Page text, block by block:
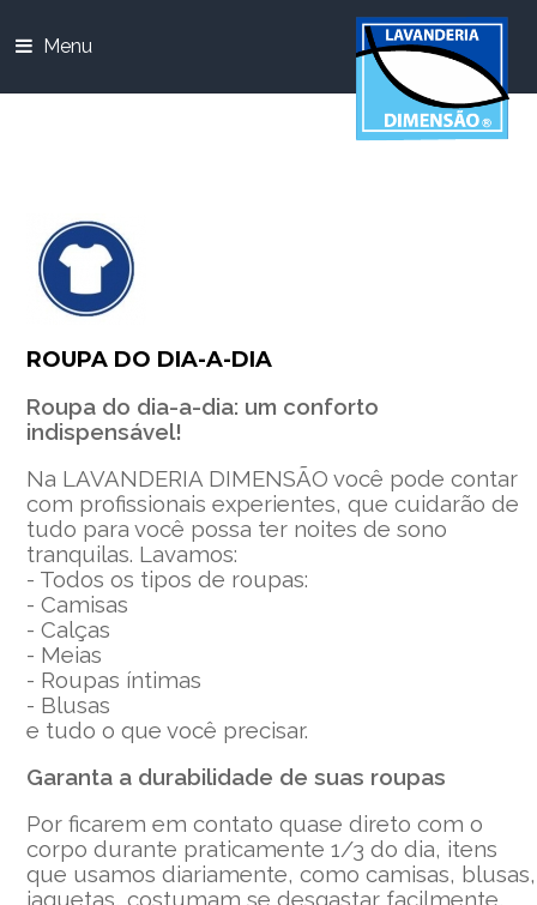
Menu
ROUPA DO DIA-A-DIA
Roupa do dia-a-dia: um conforto
indispensável!
Na LAVANDERIA DIMENSÃO você pode contar
com profissionais experientes, que cuidarão de
tudo para você possa ter noites de sono
tranquilas. Lavamos:
- Todos os tipos de roupas:
- Camisas
- Calças
- Meias
- Roupas íntimas
- Blusas
e tudo o que você precisar.
Garanta a durabilidade de suas roupas
Por ficarem em contato quase direto com o
corpo durante praticamente 1/3 do dia, itens
que usamos diariamente, como camisas, blusas,
jaquetas, costumam se desgastar facilmente,